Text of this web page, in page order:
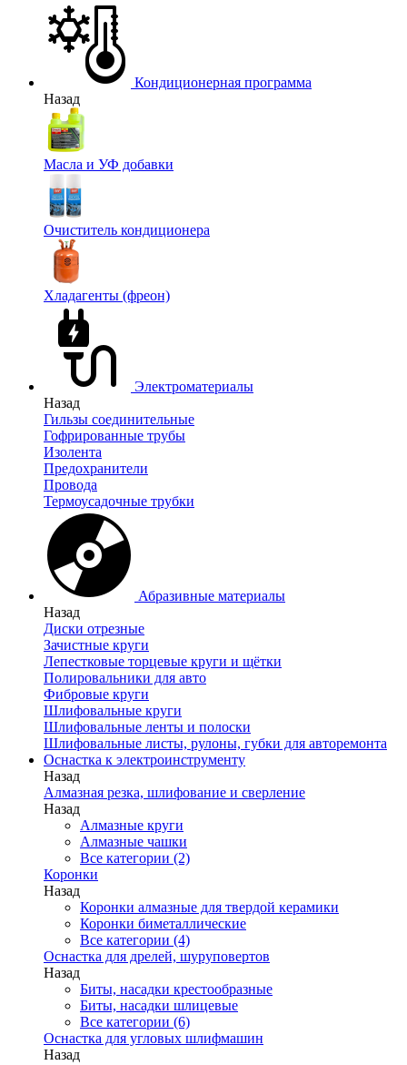
Кондиционерная программа
Назад
Масла и УФ добавки
Очиститель кондиционера
Хладагенты (фреон)
Электроматериалы
Назад
Гильзы соединительные
Гофрированные трубы
Изолента
Предохранители
Провода
Термоусадочные трубки
Абразивные материалы
Назад
Диски отрезные
Зачистные круги
Лепестковые торцевые круги и щётки
Полировальники для авто
Фибровые круги
Шлифовальные круги
Шлифовальные ленты и полоски
Шлифовальные листы, рулоны, губки для авторемонта
Оснастка к электроинструменту
Назад
Алмазная резка, шлифование и сверление
Назад
Алмазные круги
Алмазные чашки
Все категории (2)
Коронки
Назад
Коронки алмазные для твердой керамики
Коронки биметаллические
Все категории (4)
Оснастка для дрелей, шуруповертов
Назад
Биты, насадки крестообразные
Биты, насадки шлицевые
Все категории (6)
Оснастка для угловых шлифмашин
Назад